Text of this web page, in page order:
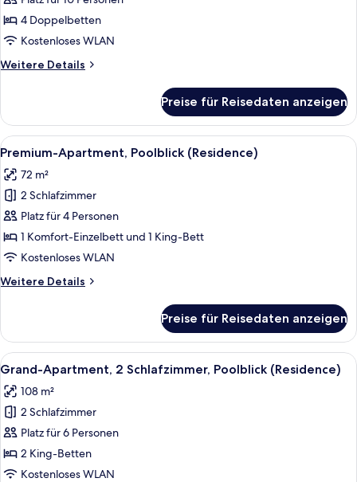
(Beachfront)
anzeigen
4 Doppelbetten
Kostenloses WLAN
Weitere Details
Weitere
Villa,
4 Schlafzimmer
(Beachfront)
Preise für Reisedaten anzeigen
Alle
Fotos
für
Premium-
Apartment,
Poolblick
(Residence)
Ein modernes Hotelzimmer mit
16
Premium-Apartment, Poolblick (Residence)
72 m²
2 Schlafzimmer
Platz für 4 Personen
1 Komfort-Einzelbett und 1 King-Bett
Kostenloses WLAN
Weitere Details
Weitere
Apartment,
Poolblick
(Residence)
Preise für Reisedaten anzeigen
Alle
Fotos
für
Grand-
Apartment,
2 Schlafzimmer,
Poolblick
Ein modernes Hotelzimmer mit
16
Grand-Apartment, 2 Schlafzimmer, Poolblick (Residence)
108 m²
2 Schlafzimmer
Platz für 6 Personen
2 King-Betten
Kostenloses WLAN